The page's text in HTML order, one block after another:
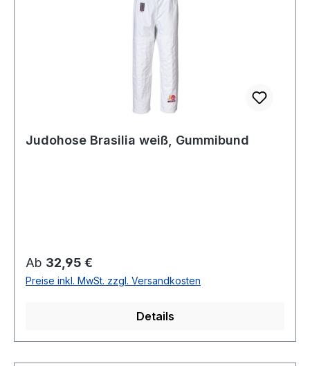
Judohose Brasilia weiß, Gummibund
Regulärer Preis:
Ab 32,95 €
Preise inkl. MwSt. zzgl. Versandkosten
Details